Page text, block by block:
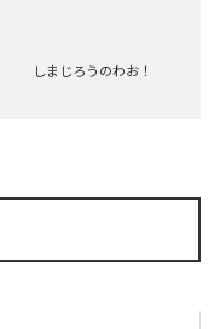
しまじろうのわお！